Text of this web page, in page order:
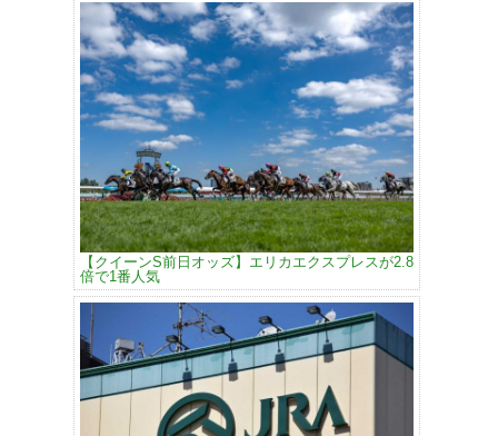
【クイーンS前日オッズ】エリカエクスプレスが2.8
倍で1番人気